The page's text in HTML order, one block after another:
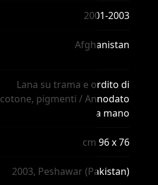
2001-2003
Afghanistan
Lana su trama e ordito di
cotone, pigmenti / Annodato
a mano
cm 96 x 76
2003, Peshawar (Pakistan)